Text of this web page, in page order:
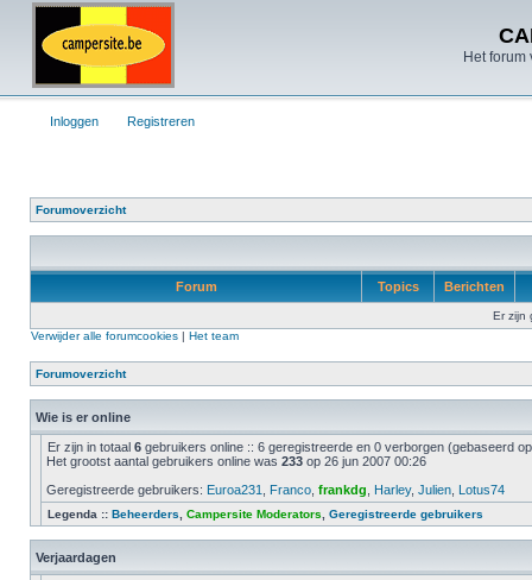
Het
Inloggen Registreren
Forumoverzicht
Forum Topics Berichten
Er zijn
Verwijder alle forumcookies | Het team
Forumoverzicht
Wie is er online
Er zijn in totaal 6 gebruikers online :: 6 geregistreerde en 0 verborgen (gebaseerd
Het grootst aantal gebruikers online was 233 op 26 jun 2007 00:26
Geregistreerde gebruikers: Euroa231 Franco frankdg Harley, Julien Lotus74
Legenda :: Beheerders Campersite Moderators Geregistreerde gebruikers
Verjaardagen